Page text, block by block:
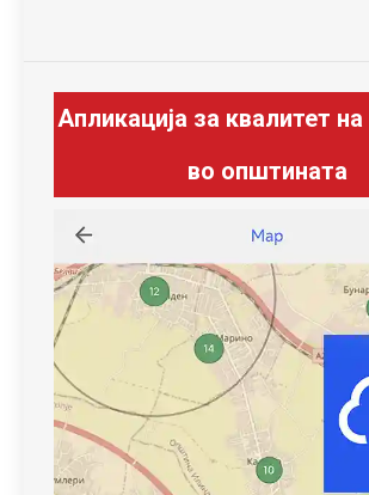
Апликација за квалитет
во општината